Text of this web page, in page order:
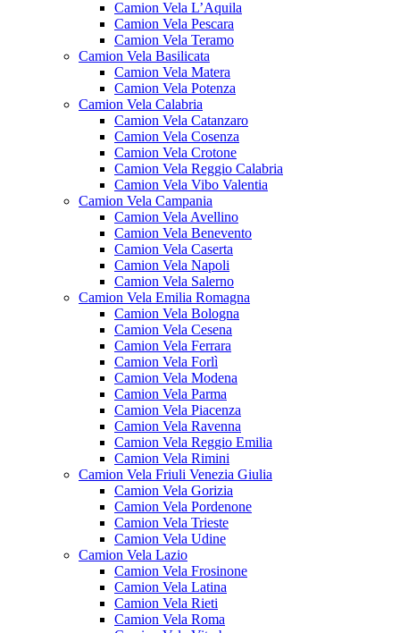
Camion Vela L’Aquila
Camion Vela Pescara
Camion Vela Teramo
Camion Vela Basilicata
Camion Vela Matera
Camion Vela Potenza
Camion Vela Calabria
Camion Vela Catanzaro
Camion Vela Cosenza
Camion Vela Crotone
Camion Vela Reggio Calabria
Camion Vela Vibo Valentia
Camion Vela Campania
Camion Vela Avellino
Camion Vela Benevento
Camion Vela Caserta
Camion Vela Napoli
Camion Vela Salerno
Camion Vela Emilia Romagna
Camion Vela Bologna
Camion Vela Cesena
Camion Vela Ferrara
Camion Vela Forlì
Camion Vela Modena
Camion Vela Parma
Camion Vela Piacenza
Camion Vela Ravenna
Camion Vela Reggio Emilia
Camion Vela Rimini
Camion Vela Friuli Venezia Giulia
Camion Vela Gorizia
Camion Vela Pordenone
Camion Vela Trieste
Camion Vela Udine
Camion Vela Lazio
Camion Vela Frosinone
Camion Vela Latina
Camion Vela Rieti
Camion Vela Roma